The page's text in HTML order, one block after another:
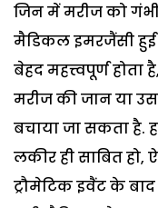
जिन में मरीज को
मैडिकल इमरजैंसी हुई
बेहद महत्त्वपूर्ण
मरीज की जान या
बचाया जा सकता है.
लकीर ही साबित
ट्रौमेटिक इवैंट के